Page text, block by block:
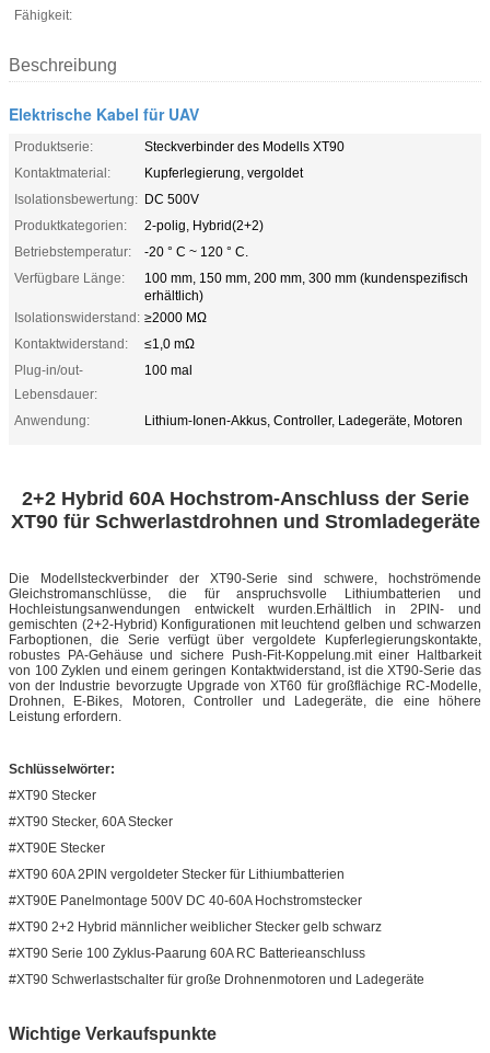
Fähigkeit:
Beschreibung
Elektrische Kabel für UAV
Produktserie:
Steckverbinder des Modells XT90
Kontaktmaterial:
Kupferlegierung, vergoldet
Isolationsbewertung: DC 500V
Produktkategorien:
2-polig, Hybrid(2+2)
Betriebstemperatur:
-20 ° C ~ 120 ° C.
Verfügbare Länge:
100 mm, 150 mm, 200 mm, 300 mm (kundenspezifisch
erhältlich)
Isolationswiderstand: ≥2000 MΩ
Kontaktwiderstand:
≤1,0 mΩ
Plug-in/out-
Lebensdauer:
100 mal
Anwendung: Lithium-Ionen-Akkus, Controller, Ladegeräte, Motoren
2+2 Hybrid 60A Hochstrom-Anschluss der Serie
XT90 für Schwerlastdrohnen und Stromladegeräte
Die Modellsteckverbinder der XT90-Serie sind schwere, hochströmende
Gleichstromanschlüsse, die für anspruchsvolle Lithiumbatterien und
Hochleistungsanwendungen entwickelt wurden.Erhältlich in 2PIN- und
gemischten (2+2-Hybrid) Konfigurationen mit leuchtend gelben und schwarzen
Farboptionen, die Serie verfügt über vergoldete Kupferlegierungskontakte,
robustes PA-Gehäuse und sichere Push-Fit-Koppelung.mit einer Haltbarkeit
von 100 Zyklen und einem geringen Kontaktwiderstand, ist die XT90-Serie das
von der Industrie bevorzugte Upgrade von XT60 für großflächige RC-Modelle,
Drohnen, E-Bikes, Motoren, Controller und Ladegeräte, die eine höhere
Leistung erfordern.
Schlüsselwörter:
#XT90 Stecker
#XT90 Stecker, 60A Stecker
#XT90E Stecker
#XT90 60A 2PIN vergoldeter Stecker für Lithiumbatterien
#XT90E Panelmontage 500V DC 40-60A Hochstromstecker
#XT90 2+2 Hybrid männlicher weiblicher Stecker gelb schwarz
#XT90 Serie 100 Zyklus-Paarung 60A RC Batterieanschluss
#XT90 Schwerlastschalter für große Drohnenmotoren und Ladegeräte
Wichtige Verkaufspunkte